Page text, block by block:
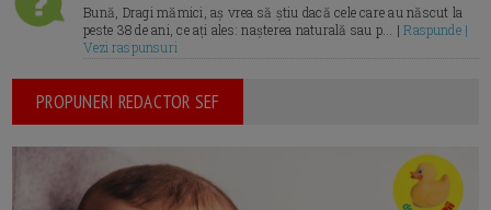
Bună, Dragi mămici, aș vrea să știu dacă cele care au născut la
peste 38 de ani, ce ați ales: nașterea naturală sau p... |Raspunde |
Vezi raspunsuri
PROPUNERI REDACTOR SEF